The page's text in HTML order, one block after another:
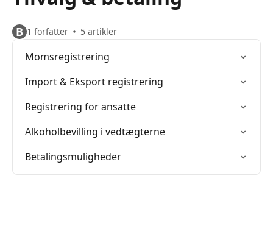
B 1 forfatter 5 artikler
Momsregistrering
Import & Eksport registrering
Registrering for ansatte
Alkoholbevilling i vedtægterne
Betalingsmuligheder